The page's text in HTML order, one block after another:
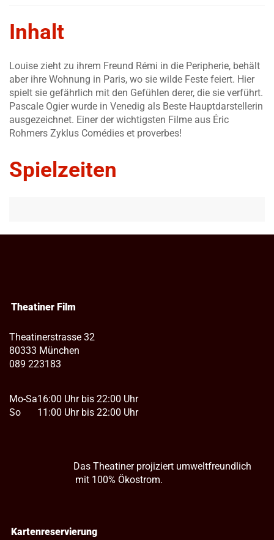
Inhalt
Louise zieht zu ihrem Freund Rémi in die Peripherie, behält
aber ihre Wohnung in Paris, wo sie wilde Feste feiert. Hier
spielt sie gefährlich mit den Gefühlen derer, die sie verführt.
Pascale Ogier wurde in Venedig als Beste Hauptdarstellerin
ausgezeichnet. Einer der wichtigsten Filme aus Éric
Rohmers Zyklus Comédies et proverbes!
Spielzeiten
Theatiner Film
Theatinerstrasse 32
80333 München
089 223183
Mo-Sa
So
16:00 Uhr bis 22:00 Uhr
11:00 Uhr bis 22:00 Uhr
Das Theatiner projiziert umweltfreundlich
mit 100% Ökostrom.
Kartenreservierung